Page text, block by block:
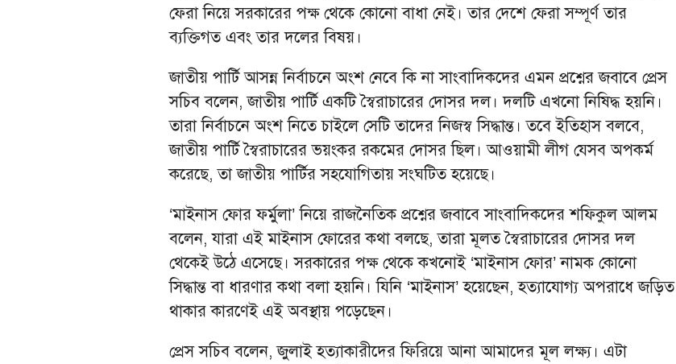
ফেরা নিয়ে সরকারের পক্ষ থেকে কোনো বাধা নেই। তার দেশে ফেরা সম্পূর্ণ তার
ব্যক্তিগত এবং তার দলের বিষয়।
জাতীয় পার্টি আসন্ন নির্বাচনে অংশ নেবে কি না সাংবাদিকদের এমন প্রশ্নের জবাবে প্রেস
সচিব বলেন, জাতীয় পার্টি একটি স্বৈরাচারের দোসর দল। দলটি এখনো নিষিদ্ধ হয়নি।
তারা নির্বাচনে অংশ নিতে চাইলে সেটি তাদের নিজস্ব সিদ্ধান্ত। তবে ইতিহাস বলবে,
জাতীয় পার্টি স্বৈরাচারের ভয়ংকর রকমের দোসর ছিল। আওয়ামী লীগ যেসব অপকর্ম
করেছে, তা জাতীয় পার্টির সহযোগিতায় সংঘটিত হয়েছে।
‘মাইনাস ফোর ফর্মুলা’ নিয়ে রাজনৈতিক প্রশ্নের জবাবে সাংবাদিকদের শফিকুল আলম
বলেন, যারা এই মাইনাস ফোরের কথা বলছে, তারা মূলত স্বৈরাচারের দোসর দল
থেকেই উঠে এসেছে। সরকারের পক্ষ থেকে কখনোই ‘মাইনাস ফোর’ নামক কোনো
সিদ্ধান্ত বা ধারণার কথা বলা হয়নি। যিনি ‘মাইনাস’ হয়েছেন, হত্যাযোগ্য অপরাধে জড়িত
থাকার কারণেই এই অবস্থায় পড়েছেন।
প্রেস সচিব বলেন, জুলাই হত্যাকারীদের ফিরিয়ে আনা আমাদের মূল লক্ষ্য। এটা